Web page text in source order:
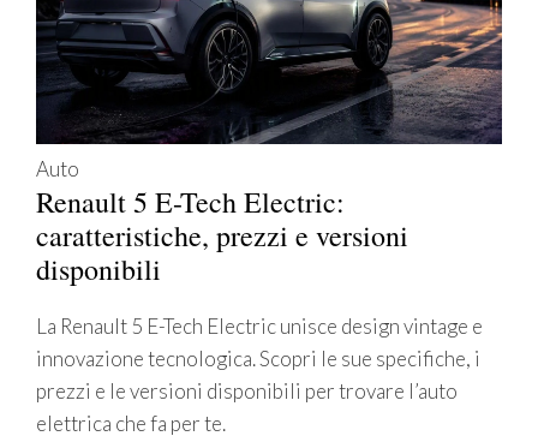
Auto
Renault 5 E-Tech Electric:
caratteristiche, prezzi e versioni
disponibili
La Renault 5 E-Tech Electric unisce design vintage e
innovazione tecnologica. Scopri le sue specifiche, i
prezzi e le versioni disponibili per trovare l’auto
elettrica che fa per te.